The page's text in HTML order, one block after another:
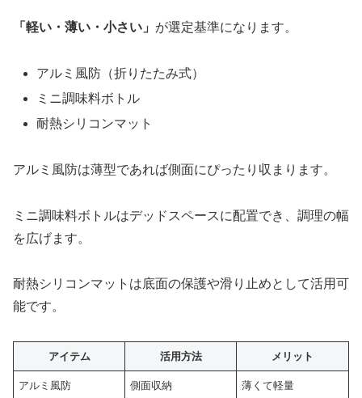
「軽い・薄い・小さい」 が選定基準になります。
アルミ風防（折りたたみ式）
ミニ調味料ボトル
耐熱シリコンマット
アルミ風防は薄型であれば側面にぴったり収まります。
ミニ調味料ボトルはデッドスペースに配置でき、調理の幅
を広げます。
耐熱シリコンマットは底面の保護や滑り止めとして活用可
能です。
アイテム 活用方法 メリット
アルミ風防 側面収納 薄くて軽量